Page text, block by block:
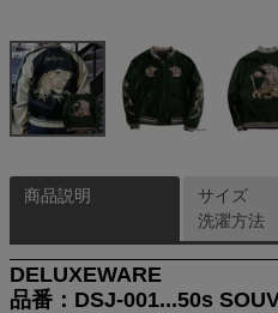
商品説明
DELUXEWARE
品番：DSJ-001...50s
サイズ
洗濯方法